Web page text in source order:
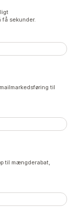
få sekunder.
til
til mængderabat,